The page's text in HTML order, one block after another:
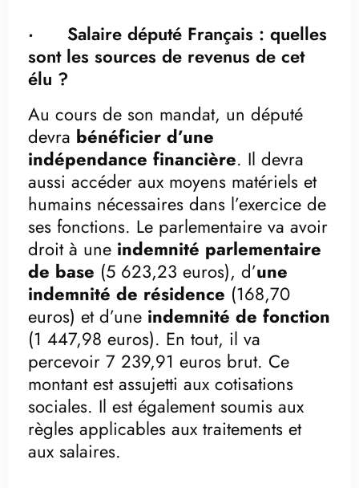
· Salaire député Français : quelles
sont les sources de revenus de cet
élu ?
Au cours de son mandat, un député
devra bénéficier d’une
indépendance financière. Il devra
aussi accéder aux moyens matériels et
humains nécessaires dans l’exercice de
ses fonctions. Le parlementaire va avoir
droit à une indemnité parlementaire
de base (5 623,23 euros), d’une
indemnité de résidence (168,70
euros) et d’une indemnité de fonction
(1 447,98 euros). En tout, il va
percevoir 7 239,91 euros brut. Ce
montant est assujetti aux cotisations
sociales. Il est également soumis aux
règles applicables aux traitements et
aux salaires.